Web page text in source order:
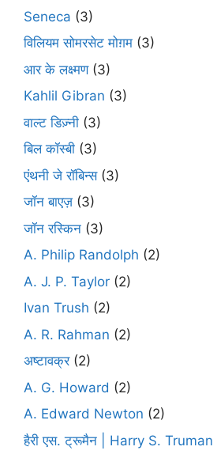
Seneca (3)
विलियम सोमरसेट मोग़म (3)
आर के लक्ष्मण(3)
Kahlil Gibran (3)
वाल्ट डिज़्नी (3)
बिल कॉस्बी (3)
एंथनी जे रॉबिन्स(3)
जॉन बाएज़ (3)
जॉन रस्किन (3)
A. Philip Randolph (2)
A. J. P. Taylor (2)
Ivan Trush (2)
A. R. Rahman (2)
अष्टावक्र(2)
A. G. Howard (2)
A. Edward Newton (2)
हैरी एस. ट्रूमैन | Harry S. Truman